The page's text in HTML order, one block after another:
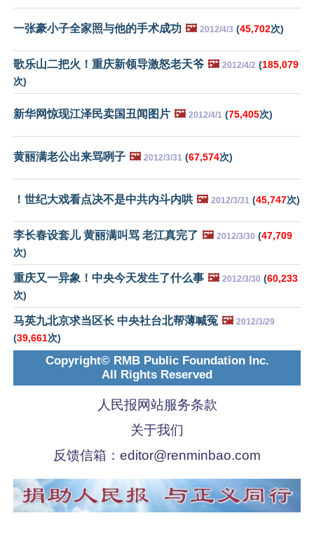
一张豪小子全家照与他的手术成功 🖼️ 2012/4/3 (45,702次)
歌乐山二把火！重庆新领导激怒老天爷 🖼️ 2012/4/2 (185,079
次)
新华网惊现江泽民卖国丑闻图片 🖼️ 2012/4/1 (75,405次)
黄丽满老公出来骂咧子 🖼️ 2012/3/31 (67,574次)
！世纪大戏看点决不是中共内斗内哄 🖼️ 2012/3/31 (45,747次)
李长春设套儿 黄丽满叫骂 老江真完了 🖼️ 2012/3/30 (47,709
次)
重庆又一异象！中央今天发生了什么事 🖼️ 2012/3/30 (60,233
次)
马英九北京求当区长 中央社台北帮薄喊冤 🖼️ 2012/3/29
(39,661次)
Copyright© RMB Public Foundation Inc.
All Rights Reserved
人民报网站服务条款
关于我们
反馈信箱： editor@renminbao.com